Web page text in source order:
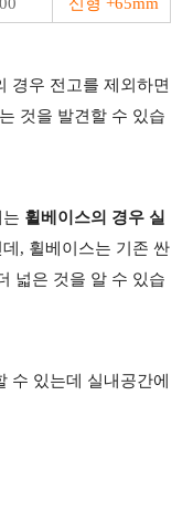
신형 +65mm
경우 전고를 제외하면
것을 발견할 수 있습
휠베이스의 경우 실
데, 휠베이스는 기존 싼
넓은 것을 알 수 있습
수 있는데 실내공간에